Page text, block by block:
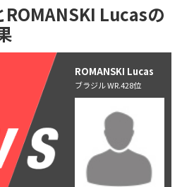
ROMANSKI Lucasの
ROMANSKI Lucas
ブラジル WR.428位